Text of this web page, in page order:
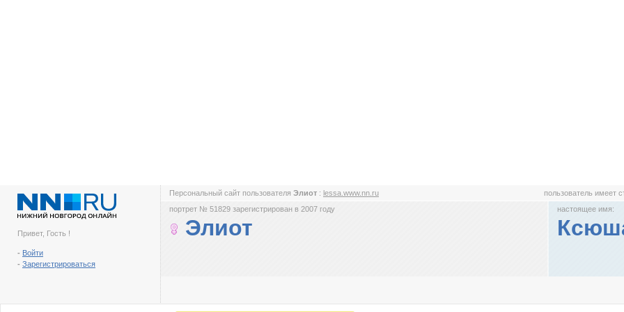
Привет, Гость !
- Войти
- Зарегистрироваться
Персональный сайт пользователя Элиот : lessa.www.nn.ru пользователь имеет
портрет № 51829 зарегистрирован в 2007 году
Элиот
настоящее имя: